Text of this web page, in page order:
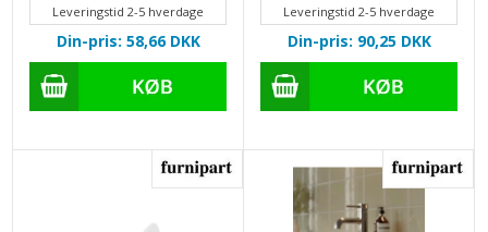
Leveringstid 2-5 hverdage
Din-pris: 58,66 DKK
Leveringstid 2-5 hverdage
Din-pris: 90,25 DKK